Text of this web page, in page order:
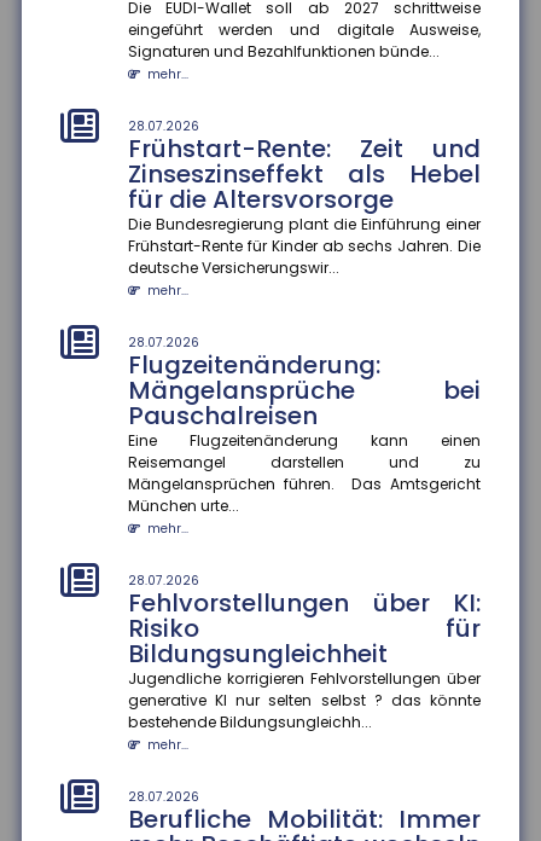
Die EUDI-Wallet soll ab 2027 schrittweise
eingeführt werden und digitale Ausweise,
Signaturen und Bezahlfunktionen bünde...
mehr...
28.07.2026
Frühstart-Rente: Zeit und
Zinseszinseffekt als Hebel
für die Altersvorsorge
Die Bundesregierung plant die Einführung einer
Frühstart-Rente für Kinder ab sechs Jahren. Die
deutsche Versicherungswir...
mehr...
28.07.2026
Flugzeitenänderung:
Mängelansprüche bei
Pauschalreisen
Eine Flugzeitenänderung kann einen
Reisemangel darstellen und zu
Mängelansprüchen führen. Das Amtsgericht
München urte...
mehr...
28.07.2026
Fehlvorstellungen über KI:
Risiko für
Bildungsungleichheit
Jugendliche korrigieren Fehlvorstellungen über
generative KI nur selten selbst ? das könnte
bestehende Bildungsungleichh...
mehr...
28.07.2026
Berufliche Mobilität: Immer
mehr Beschäftigte wechseln
den Beruf
Der Anteil der Beschäftigten, die innerhalb eines
2024 um 13 Prozentp...
mehr...
28.07.2026
Geschlechterspezifische
Mobilität: Wie Umzüge
Karrierechancen beeinflussen
Paare, die umziehen, stehen oft vor der
zu müssen. Eine aktuelle Studie...
mehr...
28.07.2026
Mehr Datensouveränität im
Smart Home
Verbraucher sollen künftig selbst entscheiden
können, welche Daten aus ihrem Smart Home sie
teilen. Im Rahmen des Proj...
25.07.2026
Gesetzentwurf zur
Frühstartrente
Der Gesetzentwurf zur Frühstartrente nimmt Formen
an. Demnach sollen für jedes Kind vom sechsten bis
zum 18. Lebensjahr...
mehr...
25.07.2026
Anzahl der Versicherungsjahre